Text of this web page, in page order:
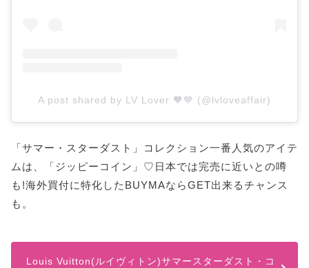
A post shared by LV Lover 🧡💙 (@lvloveaffair)
「サマー・スターダスト」コレクション一番人気のアイテ
ムは、「ジッピーコイン」♡日本では完売に近いとの噂
も!海外買付に特化したBUYMAならGET出来るチャンス
も。
Louis Vuitton(ルイヴィトン)サマースターダスト・コ